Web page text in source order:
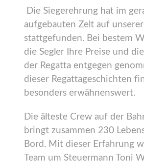
Die Siegerehrung hat im
aufgebauten Zelt auf unserer
stattgefunden. Bei bestem
die Segler Ihre Preise und
der Regatta entgegen
dieser Regattageschichten
besonders erwähnenswert.
Die älteste Crew auf der
bringt zusammen 230
Bord. Mit dieser Erfahrung
Team um Steuermann Toni